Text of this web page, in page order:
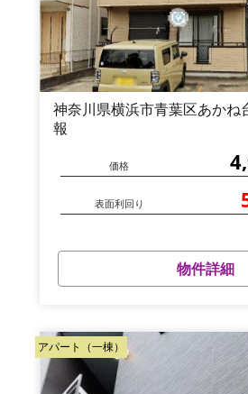
神奈川県横浜市青葉区あかね
報
価格
表面利回り
物件詳細
アパート（一棟）